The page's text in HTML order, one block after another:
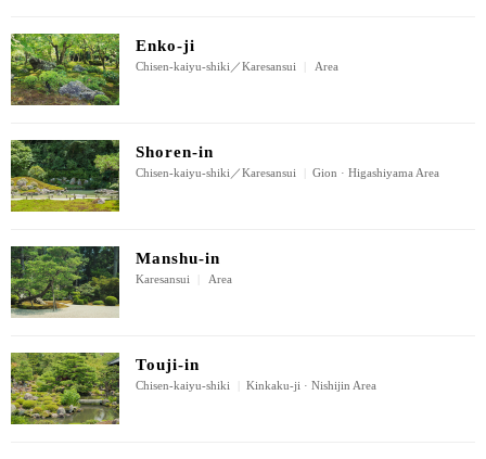
Enko-ji
Chisen-kaiyu-shiki／Karesansui Area
Shoren-in
Chisen-kaiyu-shiki／Karesansui Gion · Higashiyama Area
Manshu-in
Karesansui Area
Touji-in
Chisen-kaiyu-shiki Kinkaku-ji · Nishijin Area